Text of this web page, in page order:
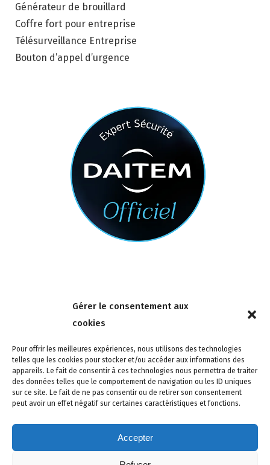
Gérer le consentement aux
cookies
Pour offrir les meilleures expériences, nous utilisons des technologies
telles que les cookies pour stocker et/ou accéder aux informations des
appareils. Le fait de consentir à ces technologies nous permettra de traiter
des données telles que le comportement de navigation ou les ID uniques
sur ce site. Le fait de ne pas consentir ou de retirer son consentement
peut avoir un effet négatif sur certaines caractéristiques et fonctions.
Accepter
Générateur de brouillard
Coffre fort pour entreprise
Télésurveillance Entreprise
Bouton d’appel d’urgence
4 rue de la Tour 85150 Les Achards